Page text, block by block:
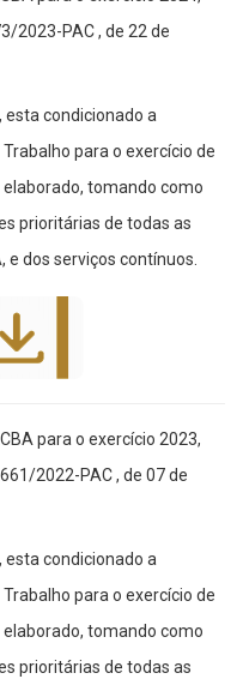
2023-PAC , de 22 de
esta condicionado a
para o exercício de
elaborado, tomando como
prioritárias de todas as
e dos serviços contínuos.
para o exercício 2023,
2022-PAC , de 07 de
esta condicionado a
para o exercício de
elaborado, tomando como
prioritárias de todas as